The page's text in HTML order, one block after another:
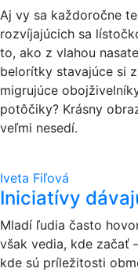
Aj vy sa každoročne
rozvíjajúcich sa
to, ako z vlahou
belorítky stavajúce si
migrujúce
potôčiky? Krásny
veľmi nesedí.
Iveta Fiľová
Iniciatívy
Mladí ľudia často
však vedia, kde začať
kde sú príležitosti